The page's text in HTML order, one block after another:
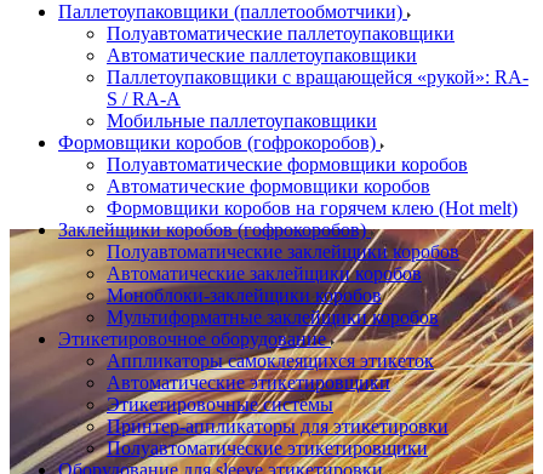
Паллетоупаковщики (паллетообмотчики)
Полуавтоматические паллетоупаковщики
Автоматические паллетоупаковщики
Паллетоупаковщики с вращающейся «рукой»: RA-
S / RA-A
Мобильные паллетоупаковщики
Формовщики коробов (гофрокоробов)
Полуавтоматические формовщики коробов
Автоматические формовщики коробов
Формовщики коробов на горячем клею (Hot melt)
Заклейщики коробов (гофрокоробов)
Полуавтоматические заклейщики коробов
Автоматические заклейщики коробов
Моноблоки-заклейщики коробов
Мультиформатные заклейщики коробов
Этикетировочное оборудование
Аппликаторы самоклеящихся этикеток
Автоматические этикетировщики
Этикетировочные системы
Принтер-аппликаторы для этикетировки
Полуавтоматические этикетировщики
Оборудование для sleeve этикетировки